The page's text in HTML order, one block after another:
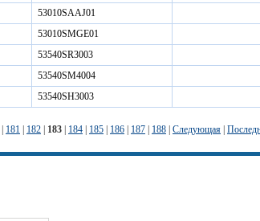
53010SAAJ01
53010SMGE01
53540SR3003
53540SM4004
53540SH3003
181 182 183 184 185 186 187 188 Следующая